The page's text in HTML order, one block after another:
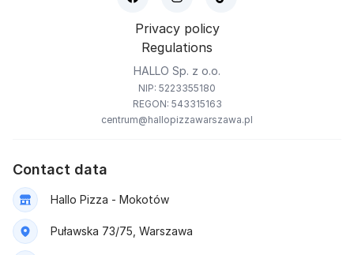
Privacy policy
Regulations
HALLO Sp. z o.o.
NIP: 5223355180
REGON: 543315163
centrum@hallopizzawarszawa.pl
Contact data
Hallo Pizza - Mokotów
Puławska 73/75, Warszawa